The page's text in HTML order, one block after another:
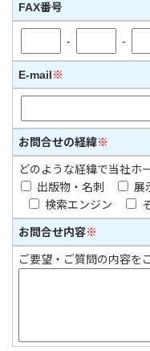
FAX番号
- -
E-mail※
お問合せの経緯※
どのような経緯で当社ホ
出版物・名刺
展
検索エンジン
お問合せ内容※
ご要望・ご質問の内容を